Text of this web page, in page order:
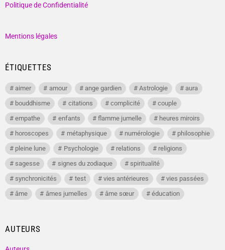
Politique de Confidentialité
Mentions légales
ÉTIQUETTES
aimer amour ange gardien Astrologie
aura
bouddhisme
citations complicité
couple
empathe
enfants flamme jumelle
heures miroirs
horoscopes
métaphysique numérologie
philosophie
pleine lune
Psychologie relations
religions
sagesse
signes du zodiaque
spiritualité
synchronicités
test vies antérieures
vies passées
âme
âmes jumelles âme sœur éducation
AUTEURS